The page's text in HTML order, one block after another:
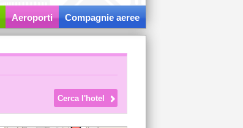
Aeroporti Compagnie aeree